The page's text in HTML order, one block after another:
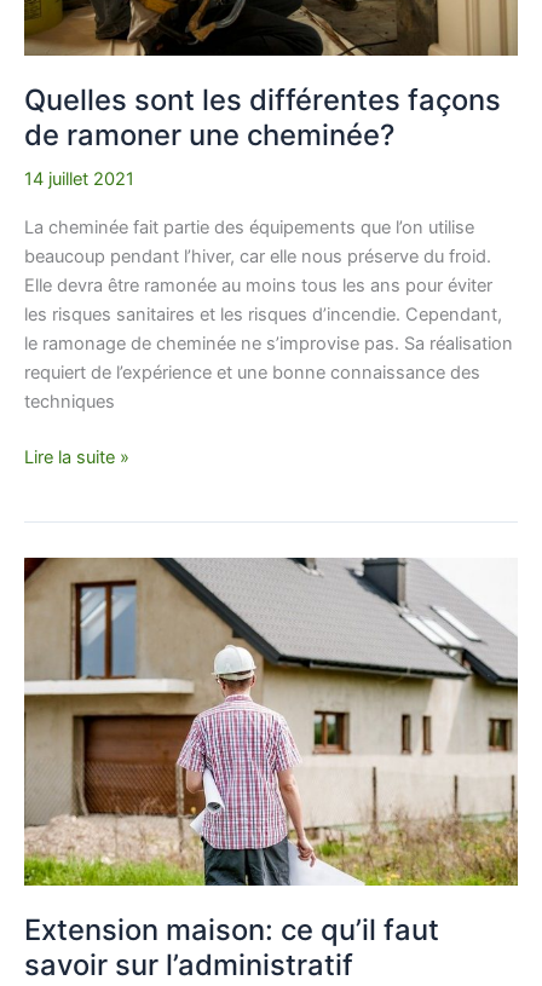
Quelles sont les différentes façons
de ramoner une cheminée?
14 juillet 2021
La cheminée fait partie des équipements que l’on utilise
beaucoup pendant l’hiver, car elle nous préserve du froid.
Elle devra être ramonée au moins tous les ans pour éviter
les risques sanitaires et les risques d’incendie. Cependant,
le ramonage de cheminée ne s’improvise pas. Sa réalisation
requiert de l’expérience et une bonne connaissance des
techniques
Lire la suite »
Extension maison: ce qu’il faut
savoir sur l’administratif
Extension
maison:
faut
savoir
l’administratif